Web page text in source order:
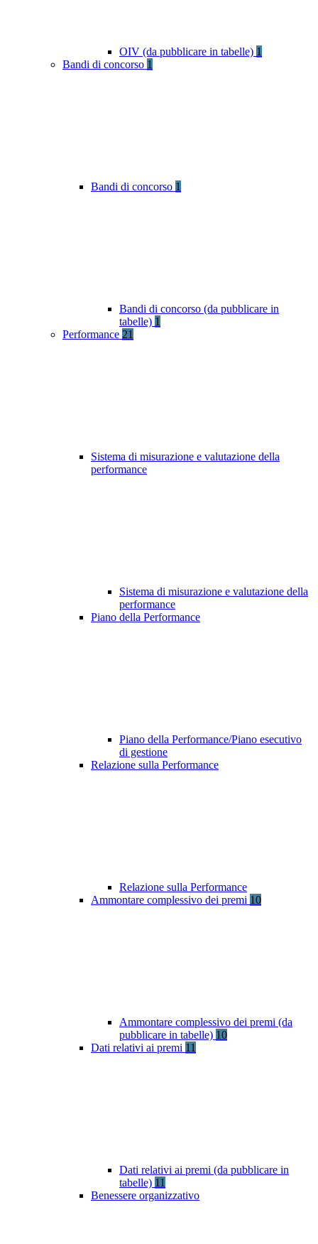
OIV (da pubblicare in tabelle) 1
Bandi di concorso 1
Bandi di concorso 1
Bandi di concorso (da pubblicare in
tabelle) 1
Performance 21
Sistema di misurazione e valutazione della
performance
Sistema di misurazione e valutazione della
performance
Piano della Performance
Piano della Performance/Piano esecutivo
di gestione
Relazione sulla Performance
Relazione sulla Performance
Ammontare complessivo dei premi 10
Ammontare complessivo dei premi (da
pubblicare in tabelle) 10
Dati relativi ai premi 11
Dati relativi ai premi (da pubblicare in
tabelle) 11
Benessere organizzativo